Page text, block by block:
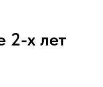
2-х лет